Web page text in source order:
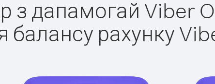
з дапамогай Viber
балансу рахунку